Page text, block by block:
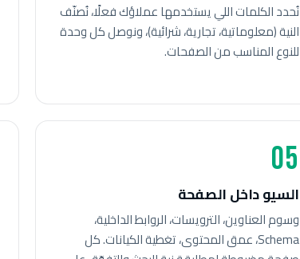
نُحدد الكلمات اللي يستخدمها عملاؤك فعلًا، نُصنّف
النية (معلوماتية، تجارية، شرائية)، ونوصل كل وحدة
للنوع المناسب من الصفحات.
05
السيو داخل الصفحة
وسوم العناوين، الترويسات، الروابط الداخلية،
Schema، عمق المحتوى، تغطية الكيانات. كل